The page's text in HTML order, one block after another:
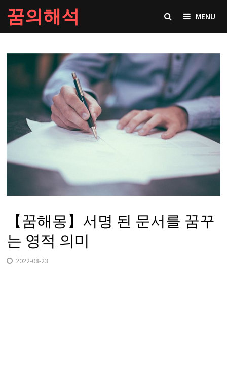
Skip
to
content
꿈의해석 MENU
【꿈해몽】서명 된 문서를 꿈꾸
는 영적 의미
2022-08-23